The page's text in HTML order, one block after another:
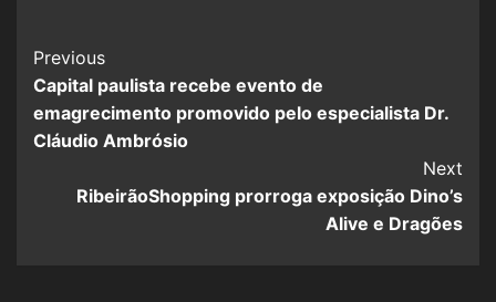
Previous
Capital paulista recebe evento de
emagrecimento promovido pelo especialista Dr.
Cláudio Ambrósio
Next
RibeirãoShopping prorroga exposição Dino’s
Alive e Dragões